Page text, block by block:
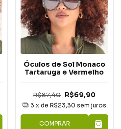
Óculos de Sol Monaco
Tartaruga e Vermelho
R$87,40 R$69,90
3 x de R$23,30 sem juros
COMPRAR